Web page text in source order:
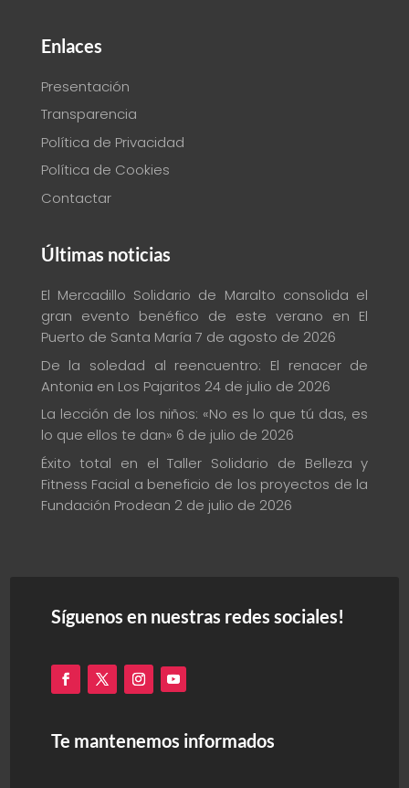
Enlaces
Presentación
Transparencia
Política de Privacidad
Política de Cookies
Contactar
Últimas noticias
El Mercadillo Solidario de Maralto consolida el
gran evento benéfico de este verano en El
Puerto de Santa María 7 de agosto de 2026
De la soledad al reencuentro: El renacer de
Antonia en Los Pajaritos 24 de julio de 2026
La lección de los niños: «No es lo que tú das, es
lo que ellos te dan» 6 de julio de 2026
Éxito total en el Taller Solidario de Belleza y
Fitness Facial a beneficio de los proyectos de la
Fundación Prodean 2 de julio de 2026
Síguenos en nuestras redes sociales!
Te mantenemos informados